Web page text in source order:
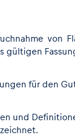
von
gültigen
für den
und